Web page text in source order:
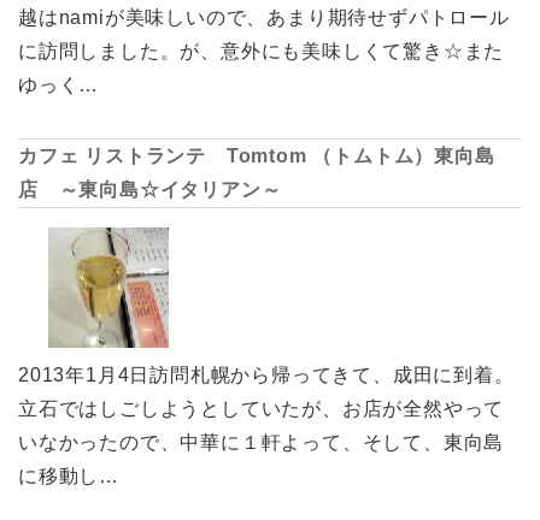
越はnamiが美味しいので、あまり期待せずパトロール
に訪問しました。が、意外にも美味しくて驚き☆また
ゆっく…
カフェ リストランテ Tomtom （トムトム）東向島
店 ～東向島☆イタリアン～
2013年1月4日訪問札幌から帰ってきて、成田に到着。
立石ではしごしようとしていたが、お店が全然やって
いなかったので、中華に１軒よって、そして、東向島
に移動し…